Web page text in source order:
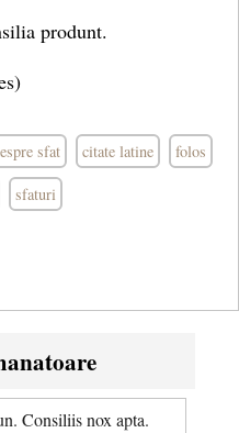
produnt.
sfat citate latine folos
sfaturi
Consiliis nox apta.